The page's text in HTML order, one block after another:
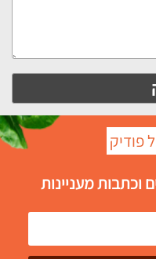
פודיק
וכתבות מעניינות